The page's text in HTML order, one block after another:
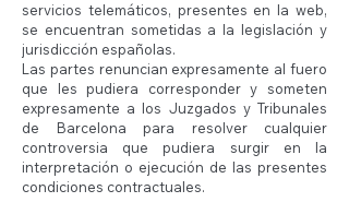
servicios telemáticos, presentes en la web,
se encuentran sometidas a la legislación y
jurisdicción españolas.
Las partes renuncian expresamente al fuero
que les pudiera corresponder y someten
expresamente a los Juzgados y Tribunales
de Barcelona para resolver cualquier
controversia que pudiera surgir en la
interpretación o ejecución de las presentes
condiciones contractuales.